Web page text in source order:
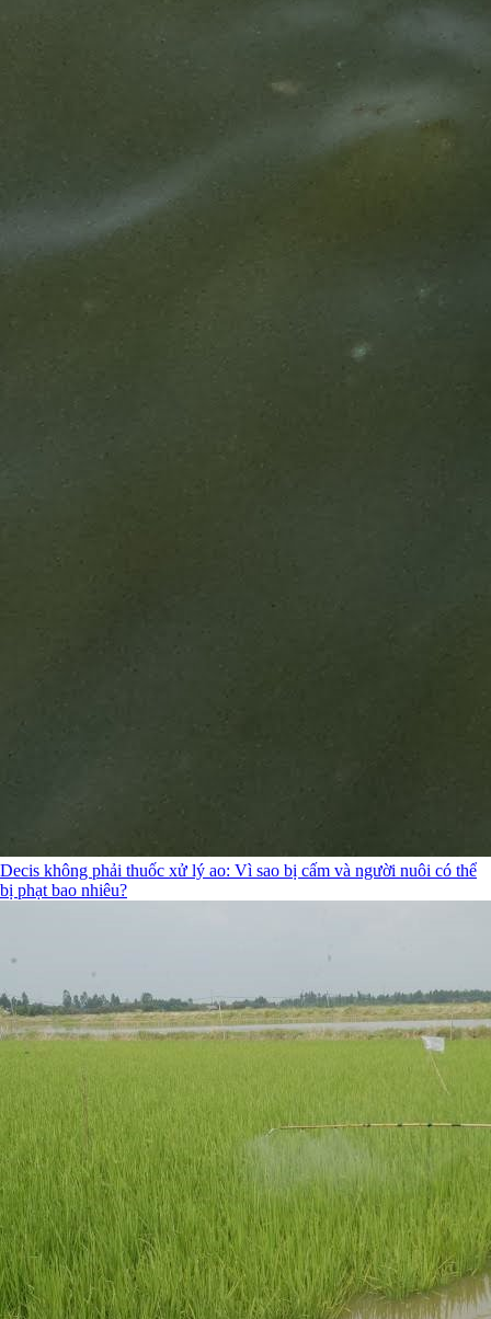
Decis không phải thuốc xử lý ao: Vì sao bị cấm và người nuôi có thể
bị phạt bao nhiêu?